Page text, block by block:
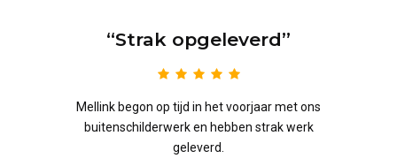
“Strak opgeleverd”
Mellink begon op tijd in het voorjaar met ons
buitenschilderwerk en hebben strak werk
geleverd.